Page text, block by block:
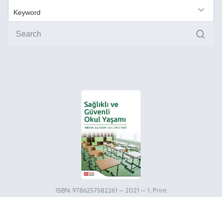
Off-Campus Access
FAQ
ISBN: 9786257582261 — 2021 — 1. Print